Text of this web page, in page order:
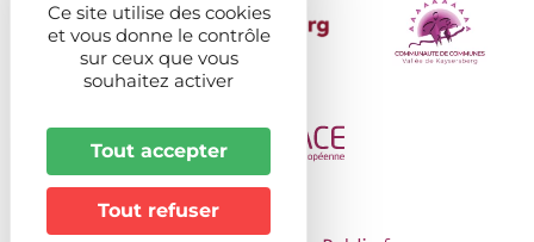
Ce site utilise des cookies
et vous donne le contrôle
sur ceux que vous
souhaitez activer
Tout accepter
Tout refuser